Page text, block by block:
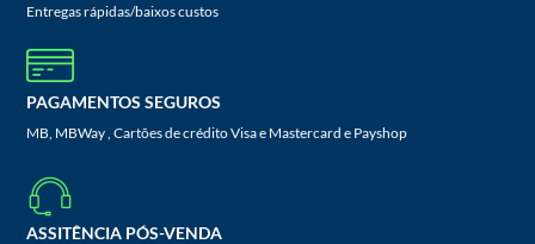
Entregas rápidas/baixos custos
PAGAMENTOS SEGUROS
MB, MBWay , Cartões de crédito Visa e Mastercard e Payshop
ASSITÊNCIA PÓS-VENDA